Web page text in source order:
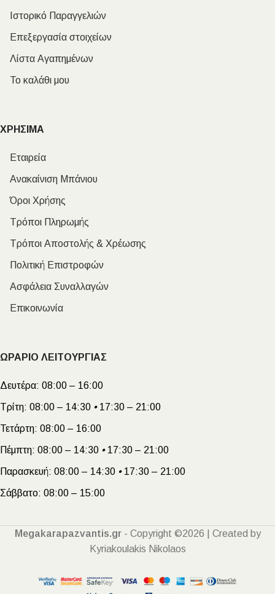
Ιστορικό Παραγγελιών
Επεξεργασία στοιχείων
Λίστα Αγαπημένων
Το καλάθι μου
ΧΡΗΣΙΜΑ
Εταιρεία
Ανακαίνιση Μπάνιου
Όροι Χρήσης
Τρόποι Πληρωμής
Τρόποι Αποστολής & Χρέωσης
Πολιτική Επιστροφών
Ασφάλεια Συναλλαγών
Επικοινωνία
ΩΡΑΡΙΟ ΛΕΙΤΟΥΡΓΙΑΣ
Δευτέρα: 08:00 – 16:00
Τρίτη: 08:00 – 14:30 •17:30 – 21:00
Τετάρτη: 08:00 – 16:00
Πέμπτη: 08:00 – 14:30 •17:30 – 21:00
Παρασκευή: 08:00 – 14:30 •17:30 – 21:00
Σάββατο: 08:00 – 15:00
Megakarapazvantis.gr- Copyright ©2026 | Created by
Kyriakoulakis Nikolaos